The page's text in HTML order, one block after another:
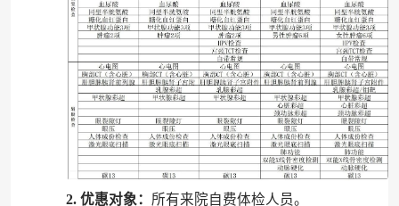
2. 优惠对象： 所有来院自费体检人员。